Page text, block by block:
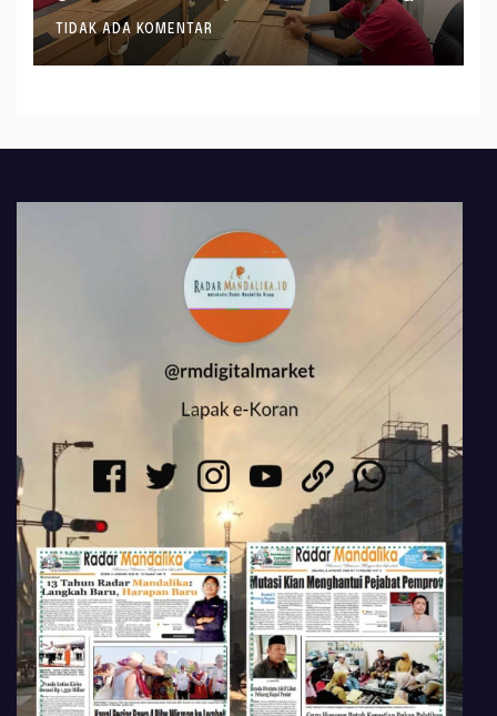
Formasi JF Perancang
Peraturan Perundang-
undangan
TIDAK ADA KOMENTAR